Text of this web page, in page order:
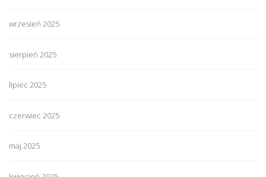
wrzesień 2025
sierpień 2025
lipiec 2025
czerwiec 2025
maj 2025